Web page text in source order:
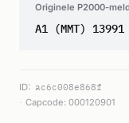
Originele P2000-
A1 (MMT) 13991
ID: ac6c008e868f
Capcode: 000120901